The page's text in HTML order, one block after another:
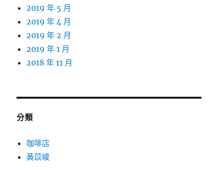
2019 年 5 月
2019 年 4 月
2019 年 2 月
2019 年 1 月
2018 年 11 月
分類
咖啡店
黃苡峻